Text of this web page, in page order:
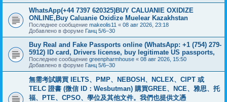
WhatsApp(+44 7397 620325)BUY CALUANIE OXIDIZE
ONLINE,Buy Caluanie Oxidize Muelear Kazakhstan
Последнее сообщение makeolis11 « 08 авг 2026, 23:18
Добавлено в форуме Ганц 5/6–30
Buy Real and Fake Passports online (WhatsApp: +1 (754) 279-
5912) ID card, Drivers license, buy legitimate US passports,
Последнее сообщение greenpharmhouse « 08 авг 2026, 15:50
Добавлено в форуме Ганц 5/6–30
無需考試購買 IELTS、PMP、NEBOSH、NCLEX、CIPT 或
TELC 證書 (微信 ID：Wesbutman) 購買GREE、NCE、雅思、托
福、PTE、CPSO、學位及其他文件。我們也提供文憑